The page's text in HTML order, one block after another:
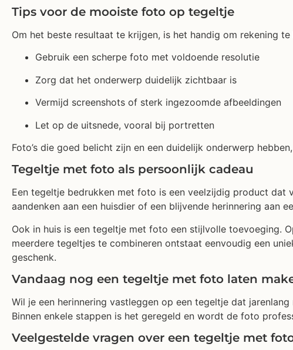
Tips voor de mooiste foto op tegeltje
Om het beste resultaat te krijgen, is het handig om rekening
Gebruik een scherpe foto met voldoende resolutie
Zorg dat het onderwerp duidelijk zichtbaar is
Vermijd screenshots of sterk ingezoomde afbeeldingen
Let op de uitsnede, vooral bij portretten
Foto’s die goed belicht zijn en een duidelijk onderwerp
Tegeltje met foto als persoonlijk cadeau
Een tegeltje bedrukken met foto is een veelzijdig product dat
aandenken aan een huisdier of een blijvende herinnering aan
Ook in huis is een tegeltje met foto een stijlvolle toevoeging.
meerdere tegeltjes te combineren ontstaat eenvoudig een
geschenk.
Vandaag nog een tegeltje met foto laten
Wil je een herinnering vastleggen op een tegeltje dat
Binnen enkele stappen is het geregeld en wordt de foto
Veelgestelde vragen over een tegeltje met